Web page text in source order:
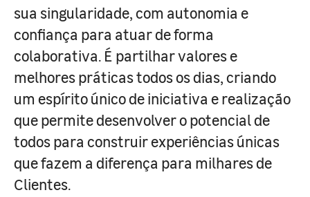
sua singularidade, com autonomia e
confiança para atuar de forma
colaborativa. É partilhar valores e
melhores práticas todos os dias, criando
um espírito único de iniciativa e realização
que permite desenvolver o potencial de
todos para construir experiências únicas
que fazem a diferença para milhares de
Clientes.